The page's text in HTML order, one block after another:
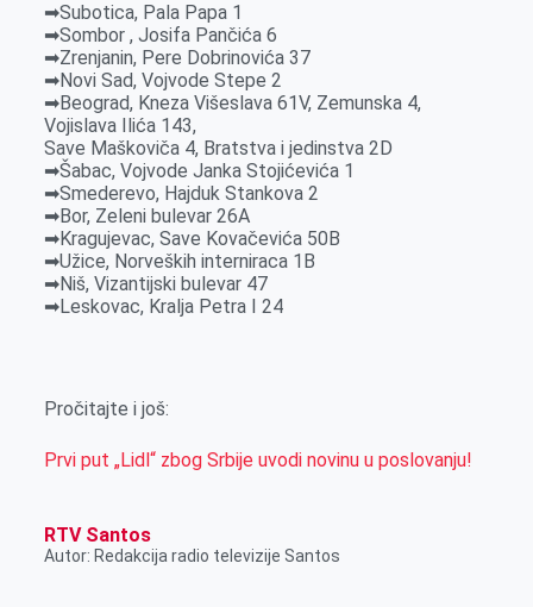
➡Subotica, Pala Papa 1
➡Sombor , Josifa Pančića 6
➡Zrenjanin, Pere Dobrinovića 37
➡Novi Sad, Vojvode Stepe 2
➡Beograd, Kneza Višeslava 61V, Zemunska 4,
Vojislava Ilića 143,
Save Maškoviča 4, Bratstva i jedinstva 2D
➡Šabac, Vojvode Janka Stojićevića 1
➡Smederevo, Hajduk Stankova 2
➡Bor, Zeleni bulevar 26A
➡Kragujevac, Save Kovačevića 50B
➡Užice, Norveških interniraca 1B
➡Niš, Vizantijski bulevar 47
➡Leskovac, Kralja Petra I 24
Pročitajte i još:
Prvi put „Lidl“ zbog Srbije uvodi novinu u poslovanju!
RTV Santos
Autor: Redakcija radio televizije Santos